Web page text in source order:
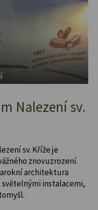
Nalezení sv.
sv. Kříže je
znovuzrození.
architektura
instalacemi,